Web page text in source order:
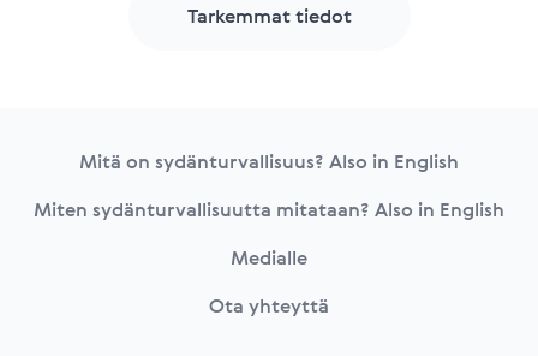
Tarkemmat tiedot
Mitä on sydänturvallisuus? Also in English
Miten sydänturvallisuutta mitataan? Also in English
Medialle
Ota yhteyttä